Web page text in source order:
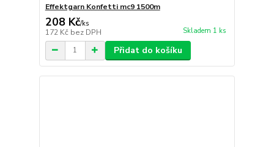
Effektgarn Konfetti mc9 1500m
208 Kč/ks
172 Kč bez DPH Skladem 1 ks
Přidat do košíku